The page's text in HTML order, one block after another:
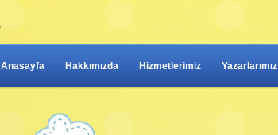
Anasayfa Hakkımızda Hizmetlerimiz Yazarlarımız